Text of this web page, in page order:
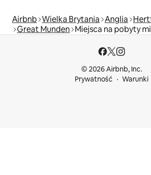
Airbnb Wielka Brytania Anglia
Great Munden Miejsca na pobyty
© 2026 Airbnb, Inc.
Prywatność
Warunki